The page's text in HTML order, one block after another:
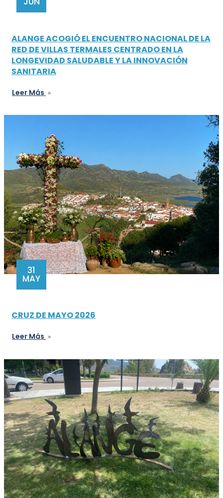
ALANGE ACOGIÓ EL ENCUENTRO NACIONAL DE LA
RED DE VILLAS TERMALES CENTRADO EN LA
LONGEVIDAD SALUDABLE Y LA INNOVACIÓN
SANITARIA
Leer Más
31
MAY
CRUZ DE MAYO 2026
Leer Más